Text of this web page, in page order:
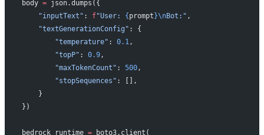
body = json.dumps({
    "inputText"
: f"User: {prompt}\nBot:" ,
    "textGenerationConfig"
: {
        "temperature"
: 0.1,
        "topP"
: 0.9,
        "maxTokenCount"
: 500,
        "stopSequences"
: [],
    }
})
bedrock_runtime = boto3.client(